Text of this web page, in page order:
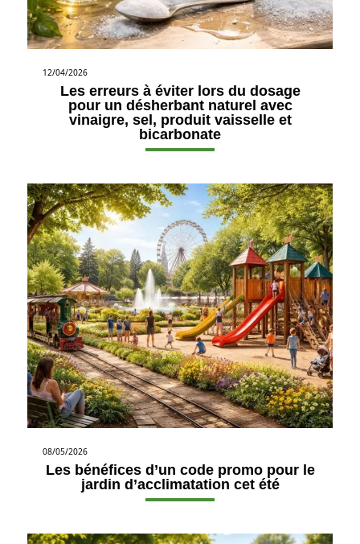
12/04/2026
Les erreurs à éviter lors du dosage
pour un désherbant naturel avec
vinaigre, sel, produit vaisselle et
bicarbonate
08/05/2026
Les bénéfices d’un code promo pour le
jardin d’acclimatation cet été